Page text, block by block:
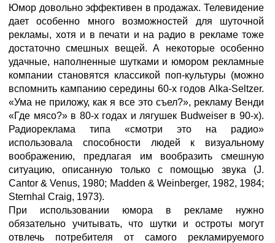
Юмор довольно эффективен в продажах. Телевидение
дает особенно много возможностей для шуточной
рекламы, хотя и в печати и на радио в рекламе тоже
достаточно смешных вещей. А некоторые особенно
удачные, наполненные шутками и юмором рекламные
компании становятся классикой поп-культуры (можно
вспомнить кампанию середины 60-х годов Alka-Seltzer.
«Ума не приложу, как я все это съел?», рекламу Венди
«Где мясо?» в 80-х годах и лягушек Budweiser в 90-х).
Радиореклама типа «смотри это на радио»
использовала способности людей к визуальному
воображению, предлагая им вообразить смешную
ситуацию, описанную только с помощью звука (J.
Cantor & Venus, 1980; Madden & Weinberger, 1982, 1984;
Sternhal Craig, 1973).
При использовании юмора в рекламе нужно
обязательно учитывать, что шутки и остроты могут
отвлечь потребителя от самого рекламируемого